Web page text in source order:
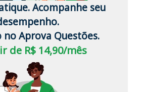
Acompanhe seu
no Aprova Questões.
de R$ 14,90/mês